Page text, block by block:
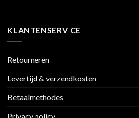
KLANTENSERVICE
Retourneren
Levertijd & verzendkosten
Betaalmethodes
Privacy policy